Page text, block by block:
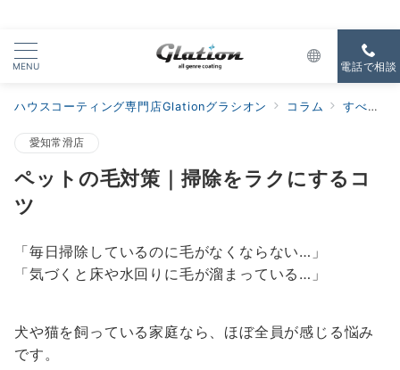
MENU 電話で相談
ハウスコーティング専門店Glationグラシオン コラム すべての新着
愛知常滑店
ペットの毛対策｜掃除をラクにするコ
ツ
「毎日掃除しているのに毛がなくならない…」
「気づくと床や水回りに毛が溜まっている…」
犬や猫を飼っている家庭なら、ほぼ全員が感じる悩み
です。